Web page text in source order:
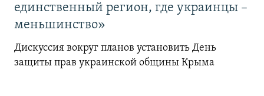
единственный регион, где украинцы –
меньшинство»
Дискуссия вокруг планов установить День
защиты прав украинской общины Крыма